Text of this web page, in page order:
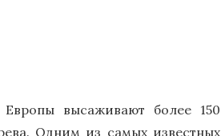
высаживают более 150
Одним из самых известных